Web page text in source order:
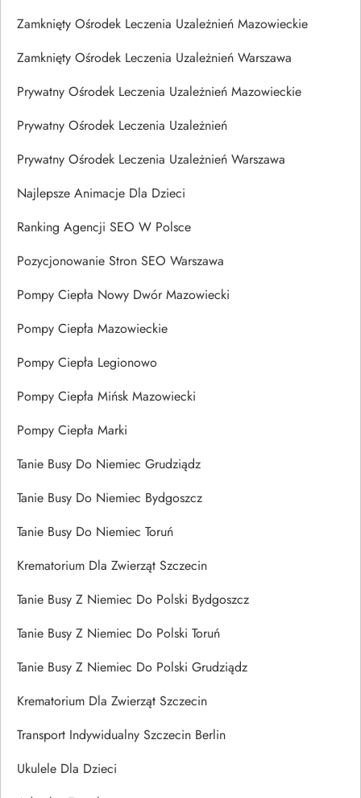
Zamknięty Ośrodek Leczenia Uzależnień Mazowieckie
Zamknięty Ośrodek Leczenia Uzależnień Warszawa
Prywatny Ośrodek Leczenia Uzależnień Mazowieckie
Prywatny Ośrodek Leczenia Uzależnień
Prywatny Ośrodek Leczenia Uzależnień Warszawa
Najlepsze Animacje Dla Dzieci
Ranking Agencji SEO W Polsce
Pozycjonowanie Stron SEO Warszawa
Pompy Ciepła Nowy Dwór Mazowiecki
Pompy Ciepła Mazowieckie
Pompy Ciepła Legionowo
Pompy Ciepła Mińsk Mazowiecki
Pompy Ciepła Marki
Tanie Busy Do Niemiec Grudziądz
Tanie Busy Do Niemiec Bydgoszcz
Tanie Busy Do Niemiec Toruń
Krematorium Dla Zwierząt Szczecin
Tanie Busy Z Niemiec Do Polski Bydgoszcz
Tanie Busy Z Niemiec Do Polski Toruń
Tanie Busy Z Niemiec Do Polski Grudziądz
Krematorium Dla Zwierząt Szczecin
Transport Indywidualny Szczecin Berlin
Ukulele Dla Dzieci